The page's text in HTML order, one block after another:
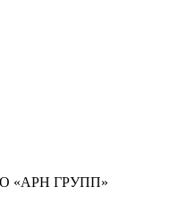
«АРН ГРУПП»